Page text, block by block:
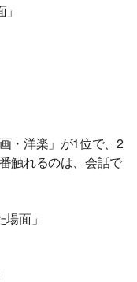
・洋楽」が1位で、2
触れるのは、会話で
面」